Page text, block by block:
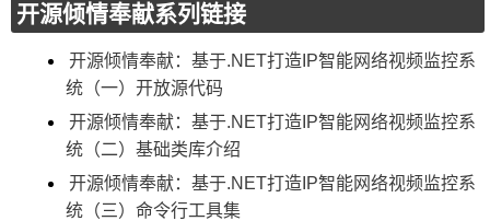
开源倾情奉献系列链接
开源倾情奉献：基于.NET打造IP智能网络视频监控系
统（一）开放源代码
开源倾情奉献：基于.NET打造IP智能网络视频监控系
统（二）基础类库介绍
开源倾情奉献：基于.NET打造IP智能网络视频监控系
统（三）命令行工具集